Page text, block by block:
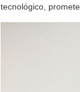
tecnológico,